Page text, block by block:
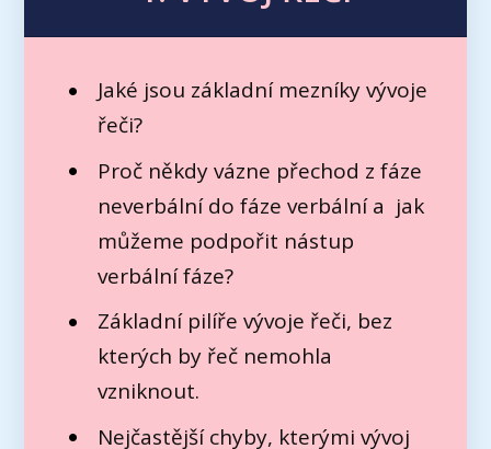
Jaké jsou základní mezníky vývoje
řeči?
Proč někdy vázne přechod z fáze
neverbální do fáze verbální a jak
můžeme podpořit nástup
verbální fáze?
Základní pilíře vývoje řeči, bez
kterých by řeč nemohla
vzniknout.
Nejčastější chyby, kterými vývoj